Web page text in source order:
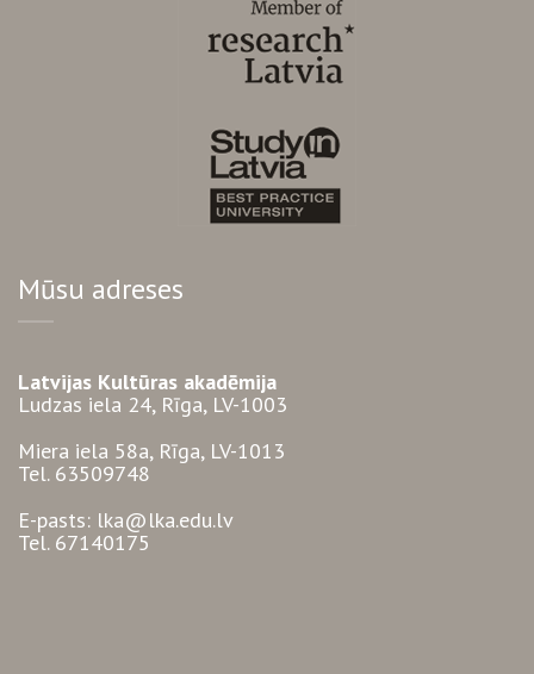
Mūsu adreses
Latvijas Kultūras akadēmija
Ludzas iela 24, Rīga, LV-1003
Miera iela 58a, Rīga, LV-1013
Tel. 63509748
E-pasts: lka@lka.edu.lv
Tel. 67140175